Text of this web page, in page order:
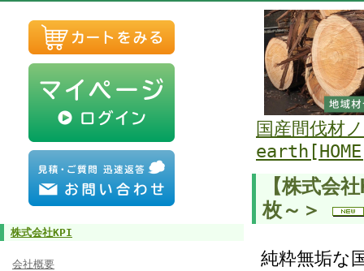
株式会社KPI
会社概要
国産間伐材
【株式会
枚～＞
純粋無垢な